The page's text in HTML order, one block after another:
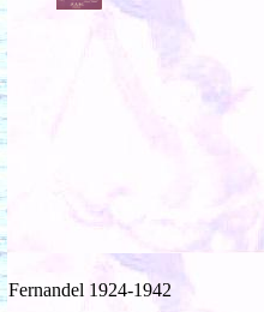
Fernandel 1924-1942